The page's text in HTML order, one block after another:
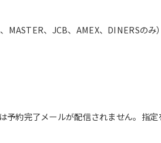
、JCB、AMEX、DINERSのみ
予約完了メールが配信されません。